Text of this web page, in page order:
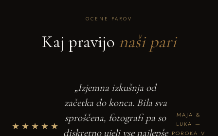
OCENE PAROV
Kaj pravijo naši pari
★★★★★
„Izjemna izkušnja od
začetka do konca. Bila sva
sproščena, fotografi pa so
diskretno ujeli vse najlepše
MAJA &
LUKA —
POROKA V